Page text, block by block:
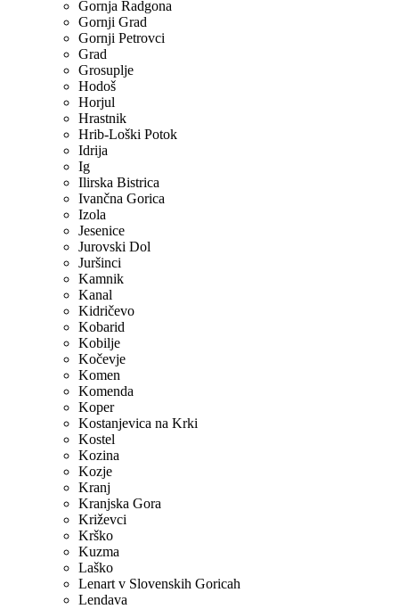
Gornja Radgona
Gornji Grad
Gornji Petrovci
Grad
Grosuplje
Hodoš
Horjul
Hrastnik
Hrib-Loški Potok
Idrija
Ig
Ilirska Bistrica
Ivančna Gorica
Izola
Jesenice
Jurovski Dol
Juršinci
Kamnik
Kanal
Kidričevo
Kobarid
Kobilje
Kočevje
Komen
Komenda
Koper
Kostanjevica na Krki
Kostel
Kozina
Kozje
Kranj
Kranjska Gora
Križevci
Krško
Kuzma
Laško
Lenart v Slovenskih Goricah
Lendava